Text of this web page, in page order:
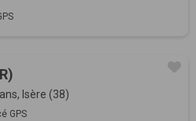
Isère (38)
GPS